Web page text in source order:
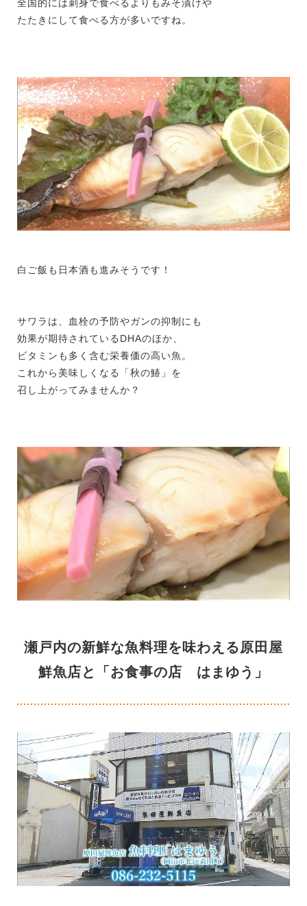
全国的には刺身で食べるよりもみそ漬けや
たたきにして食べる方が多いですね。
白ご飯も日本酒も進みそうです！
サワラは、血栓の予防やガンの抑制にも
効果が期待されているDHAのほか、
ビタミンも多く含む栄養価の高い魚。
これから美味しくなる「秋の鰆」を
召し上がってみませんか？
瀬戸内の新鮮な魚料理を味わえる原田屋
鮮魚店と「お食事の店 はまゆう」